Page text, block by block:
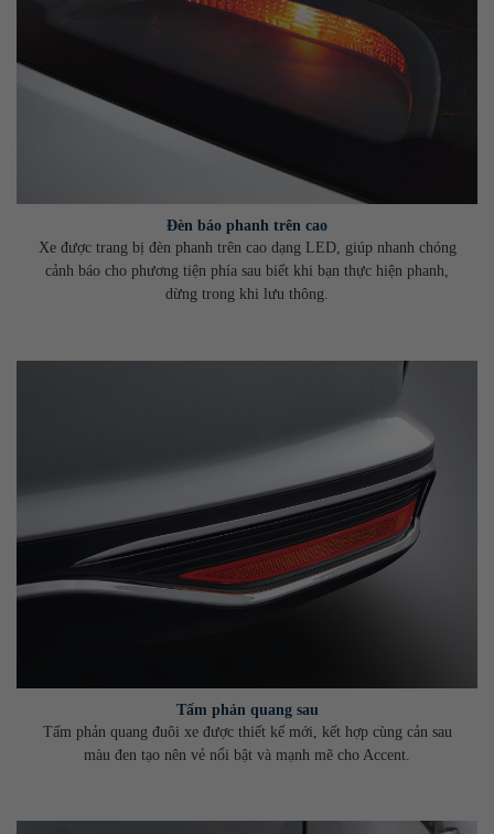
Đèn báo phanh trên cao
Xe được trang bị đèn phanh trên cao dạng LED, giúp nhanh chóng
cảnh báo cho phương tiện phía sau biết khi bạn thực hiện phanh,
dừng trong khi lưu thông.
Tấm phản quang sau
Tấm phản quang đuôi xe được thiết kế mới, kết hợp cùng cản sau
màu đen tạo nên vẻ nổi bật và mạnh mẽ cho Accent.